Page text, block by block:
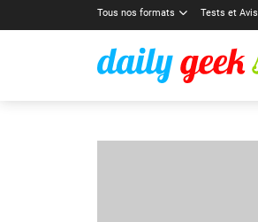
Tous nos formats Tests et Avis